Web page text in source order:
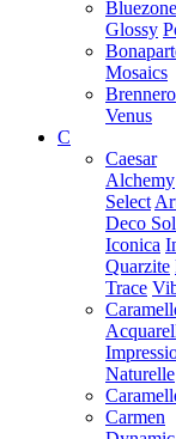
Bluezone
Glossy
Mosaics
Brennero
Venus
C
Caesar
Alchemy
Select
Deco
Iconica
Quarzite
Trace
Naturelle
Carmen